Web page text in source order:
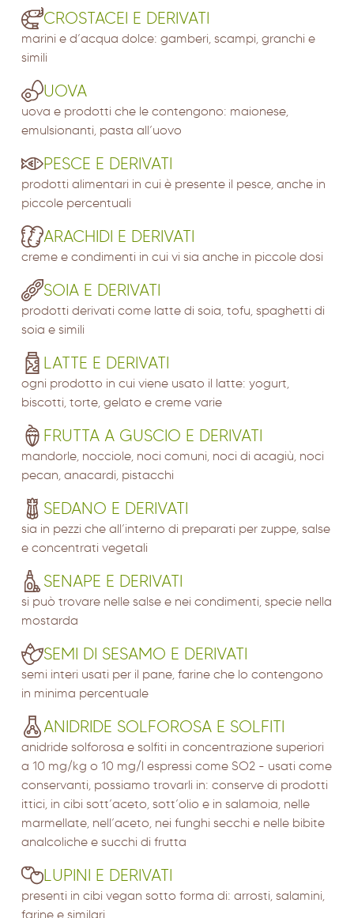
CROSTACEI E DERIVATI
marini e d’acqua dolce: gamberi, scampi, granchi e
simili
UOVA
uova e prodotti che le contengono: maionese,
emulsionanti, pasta all’uovo
PESCE E DERIVATI
prodotti alimentari in cui è presente il pesce, anche in
piccole percentuali
ARACHIDI E DERIVATI
creme e condimenti in cui vi sia anche in piccole dosi
SOIA E DERIVATI
prodotti derivati come latte di soia, tofu, spaghetti di
soia e simili
LATTE E DERIVATI
ogni prodotto in cui viene usato il latte: yogurt,
biscotti, torte, gelato e creme varie
FRUTTA A GUSCIO E DERIVATI
mandorle, nocciole, noci comuni, noci di acagiù, noci
pecan, anacardi, pistacchi
SEDANO E DERIVATI
sia in pezzi che all’interno di preparati per zuppe, salse
e concentrati vegetali
SENAPE E DERIVATI
si può trovare nelle salse e nei condimenti, specie nella
mostarda
SEMI DI SESAMO E DERIVATI
semi interi usati per il pane, farine che lo contengono
in minima percentuale
ANIDRIDE SOLFOROSA E SOLFITI
anidride solforosa e solfiti in concentrazione superiori
a 10 mg/kg o 10 mg/l espressi come SO2 - usati come
conservanti, possiamo trovarli in: conserve di prodotti
ittici, in cibi sott’aceto, sott’olio e in salamoia, nelle
marmellate, nell’aceto, nei funghi secchi e nelle bibite
analcoliche e succhi di frutta
LUPINI E DERIVATI
presenti in cibi vegan sotto forma di: arrosti, salamini,
farine e similari